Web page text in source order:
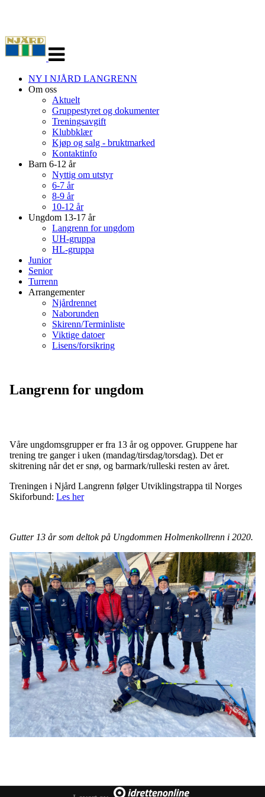
navigasjon
NY I NJÅRD LANGRENN
Om oss
Aktuelt
Gruppestyret og dokumenter
Treningsavgift
Klubbklær
Kjøp og salg - bruktmarked
Kontaktinfo
Barn 6-12 år
Nyttig om utstyr
6-7 år
8-9 år
10-12 år
Ungdom 13-17 år
Langrenn for ungdom
UH-gruppa
HL-gruppa
Junior
Senior
Turrenn
Arrangementer
Njårdrennet
Naborunden
Skirenn/Terminliste
Viktige datoer
Lisens/forsikring
Langrenn for ungdom
Våre ungdomsgrupper er fra 13 år og oppover. Gruppene har
trening tre ganger i uken (mandag/tirsdag/torsdag). Det er
skitrening når det er snø, og barmark/rulleski resten av året.
Treningen i Njård Langrenn følger Utviklingstrappa til Norges
Skiforbund: Les her
Gutter 13 år som deltok på Ungdommen Holmenkollrenn i 2020.